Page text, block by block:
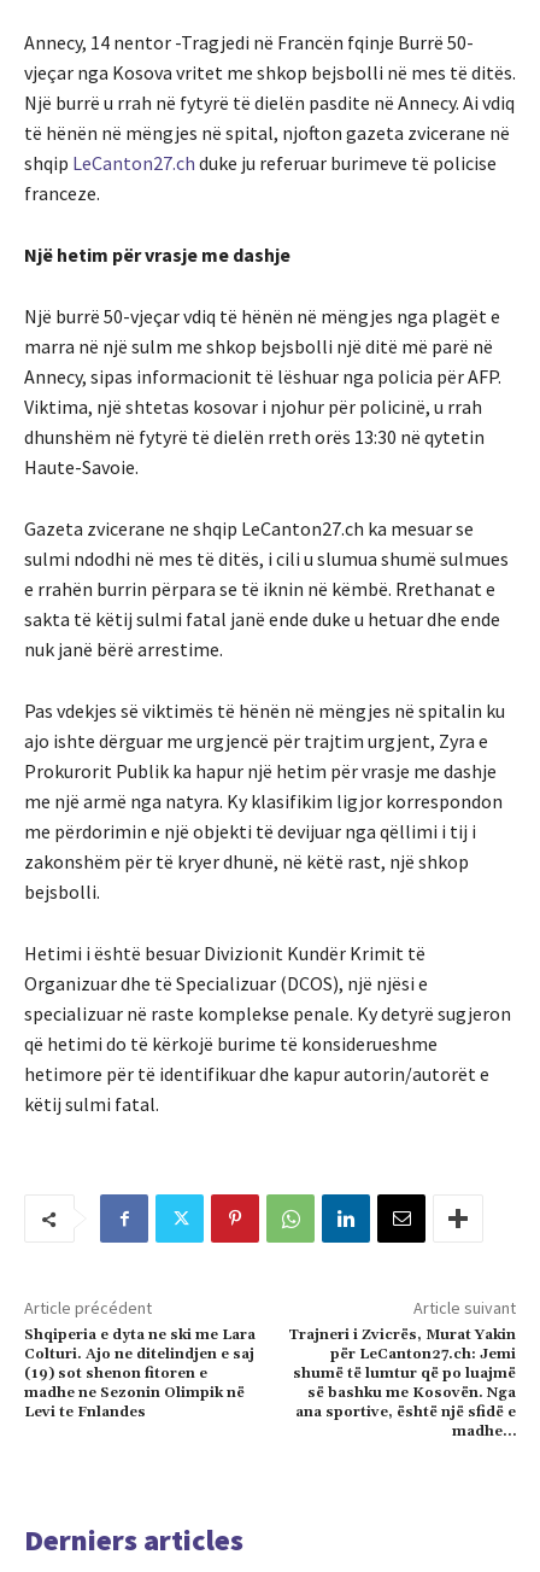
Annecy, 14 nentor -Tragjedi në Francën fqinje Burrë 50-
vjeçar nga Kosova vritet me shkop bejsbolli në mes të ditës.
Një burrë u rrah në fytyrë të dielën pasdite në Annecy. Ai vdiq
të hënën në mëngjes në spital, njofton gazeta zvicerane në
shqip LeCanton27.ch duke ju referuar burimeve të policise
franceze.
Një hetim për vrasje me dashje
Një burrë 50-vjeçar vdiq të hënën në mëngjes nga plagët e
marra në një sulm me shkop bejsbolli një ditë më parë në
Annecy, sipas informacionit të lëshuar nga policia për AFP.
Viktima, një shtetas kosovar i njohur për policinë, u rrah
dhunshëm në fytyrë të dielën rreth orës 13:30 në qytetin
Haute-Savoie.
Gazeta zvicerane ne shqip LeCanton27.ch ka mesuar se
sulmi ndodhi në mes të ditës, i cili u slumua shumë sulmues
e rrahën burrin përpara se të iknin në këmbë. Rrethanat e
sakta të këtij sulmi fatal janë ende duke u hetuar dhe ende
nuk janë bërë arrestime.
Pas vdekjes së viktimës të hënën në mëngjes në spitalin ku
ajo ishte dërguar me urgjencë për trajtim urgjent, Zyra e
Prokurorit Publik ka hapur një hetim për vrasje me dashje
me një armë nga natyra. Ky klasifikim ligjor korrespondon
me përdorimin e një objekti të devijuar nga qëllimi i tij i
zakonshëm për të kryer dhunë, në këtë rast, një shkop
bejsbolli.
Hetimi i është besuar Divizionit Kundër Krimit të
Organizuar dhe të Specializuar (DCOS), një njësi e
specializuar në raste komplekse penale. Ky detyrë sugjeron
që hetimi do të kërkojë burime të konsiderueshme
hetimore për të identifikuar dhe kapur autorin/autorët e
këtij sulmi fatal.
Article précédent
Shqiperia e dyta ne ski me Lara
Colturi. Ajo ne ditelindjen e saj
(19) sot shenon fitoren e
madhe ne Sezonin Olimpik në
Levi te Fnlandes
Article suivant
Trajneri i Zvicrës, Murat Yakin
për LeCanton27.ch: Jemi
shumë të lumtur që po luajmë
së bashku me Kosovën. Nga
ana sportive, është një sfidë e
madhe…
Derniers articles